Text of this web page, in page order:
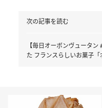
次の記事を読む
【毎日オーボンヴュータ
た フランスらしいお菓子「